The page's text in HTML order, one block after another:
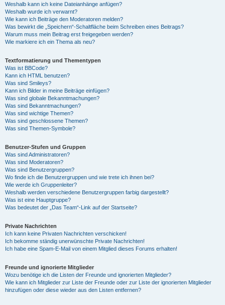
Weshalb kann ich keine Dateianhänge anfügen?
Weshalb wurde ich verwarnt?
Wie kann ich Beiträge den Moderatoren melden?
Was bewirkt die „Speichern“-Schaltfläche beim Schreiben eines Beitrags?
Warum muss mein Beitrag erst freigegeben werden?
Wie markiere ich ein Thema als neu?
Textformatierung und Thementypen
Was ist BBCode?
Kann ich HTML benutzen?
Was sind Smileys?
Kann ich Bilder in meine Beiträge einfügen?
Was sind globale Bekanntmachungen?
Was sind Bekanntmachungen?
Was sind wichtige Themen?
Was sind geschlossene Themen?
Was sind Themen-Symbole?
Benutzer-Stufen und Gruppen
Was sind Administratoren?
Was sind Moderatoren?
Was sind Benutzergruppen?
Wo finde ich die Benutzergruppen und wie trete ich ihnen bei?
Wie werde ich Gruppenleiter?
Weshalb werden verschiedene Benutzergruppen farbig dargestellt?
Was ist eine Hauptgruppe?
Was bedeutet der „Das Team“-Link auf der Startseite?
Private Nachrichten
Ich kann keine Privaten Nachrichten verschicken!
Ich bekomme ständig unerwünschte Private Nachrichten!
Ich habe eine Spam-E-Mail von einem Mitglied dieses Forums erhalten!
Freunde und ignorierte Mitglieder
Wozu benötige ich die Listen der Freunde und ignorierten Mitglieder?
Wie kann ich Mitglieder zur Liste der Freunde oder zur Liste der ignorierten Mitglieder
hinzufügen oder diese wieder aus den Listen entfernen?